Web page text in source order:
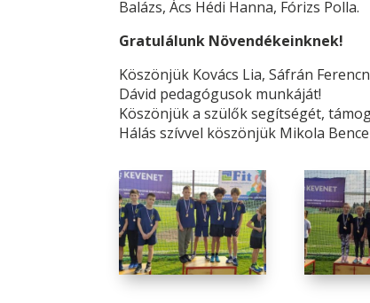
Balázs, Ács Hédi Hanna, Fórizs Polla.
Gratulálunk Növendékeinknek!
Köszönjük Kovács Lia, Sáfrán
Dávid pedagógusok munkáját!
Köszönjük a szülők segítségét,
Hálás szívvel köszönjük Mikola